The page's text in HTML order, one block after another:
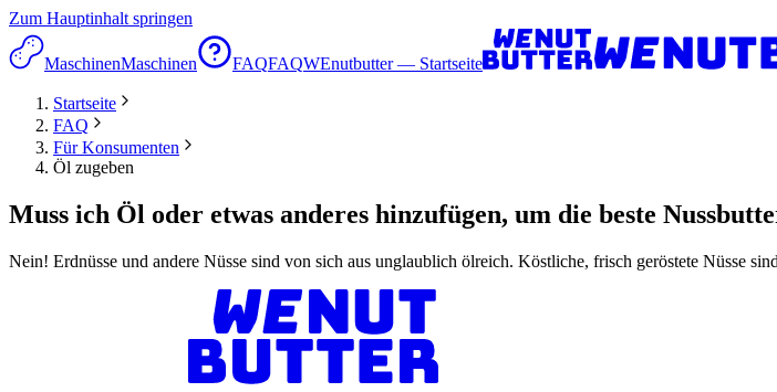
Zum Hauptinhalt springen
MaschinenMaschinen FAQFAQWEnutbutter — Startseite
Startseite
FAQ
Für Konsumenten
Öl zugeben
Muss ich Öl oder etwas anderes hinzufügen, um die beste
Nein! Erdnüsse und andere Nüsse sind von sich aus unglaublich ölreich. Köstliche, frisch geröstete Nüsse